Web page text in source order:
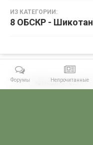
ИЗ КАТЕГОРИИ:
8 ОБСКР - Шикотан
Поделиться
Форумы Непрочитанные